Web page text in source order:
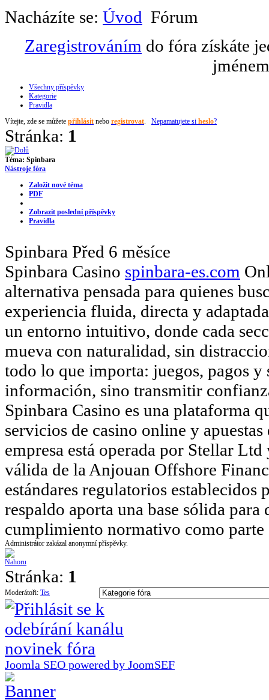
Nacházíte se: Úvod Fórum
Zaregistrováním do fóra získáte
Všechny příspěvky
Kategorie
Pravidla
Vítejte, zde se můžete přihlásit nebo registrovat. Nepamatujete si heslo?
Stránka: 1
Téma: Spinbara
Nástroje fóra
Založit nové téma
PDF
Zobrazit poslední příspěvky
Pravidla
Spinbara Před 6 měsíce
Spinbara Casino spinbara-es.com
alternativa pensada para quienes
experiencia fluida, directa y
un entorno intuitivo, donde cada
mueva con naturalidad, sin
todo lo que importa: juegos, pagos y
información, sino transmitir
Spinbara Casino es una plataforma
servicios de casino online y
empresa está operada por Stellar
válida de la Anjouan Offshore
estándares regulatorios
respaldo aporta una base sólida
cumplimiento normativo como parte
Administrátor zakázal anonymní příspěvky.
Stránka: 1
Moderátoři: Tes
Joomla SEO powered by JoomSEF